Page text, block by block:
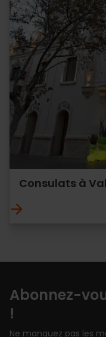
Consulats à
Abonnez-
!
Ne manquez pas les